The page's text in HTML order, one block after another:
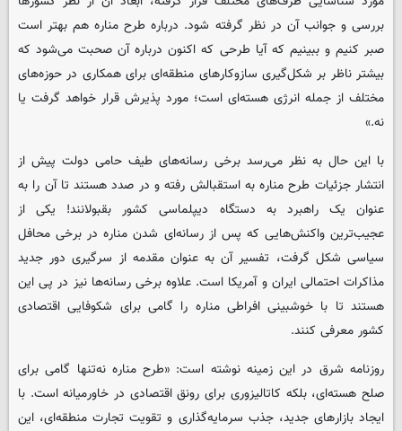
بررسی و جوانب آن در نظر گرفته شود. درباره طرح مناره هم بهتر است
صبر کنیم و ببینیم که آیا طرحی که اکنون درباره‌ آن صحبت می‌شود که
بیشتر ناظر بر شکل‌گیری سازوکارهای منطقه‌ای برای همکاری در حوزه‌های
مختلف از جمله انرژی هسته‌ای است؛ مورد پذیرش قرار خواهد گرفت یا
نه.»
با این حال به نظر می‌رسد برخی رسانه‌های طیف حامی دولت پیش از
انتشار جزئیات طرح مناره به استقبالش رفته و در صدد هستند تا آن را به
عنوان یک راهبرد به دستگاه دیپلماسی کشور بقبولانند! یکی از
عجیب‌ترین واکنش‌هایی که پس از رسانه‌ای شدن مناره در برخی محافل
سیاسی شکل گرفت، تفسیر آن به عنوان مقدمه از سرگیری دور جدید
مذاکرات احتمالی ایران و آمریکا است. علاوه برخی رسانه‌ها نیز در پی این
هستند تا با خوشبینی افراطی مناره را گامی برای شکوفایی اقتصادی
کشور معرفی کنند.
روزنامه شرق در این زمینه نوشته است: «طرح مناره نه‌تنها گامی برای
صلح هسته‌ای، بلکه کاتالیزوری برای رونق اقتصادی در خاورمیانه است. با
ایجاد بازارهای جدید، جذب سرمایه‌گذاری و تقویت تجارت منطقه‌ای، این